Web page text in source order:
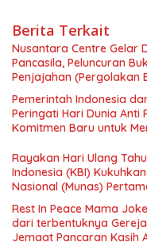
Berita Terkait
Nusantara Centre Gelar
Pancasila, Peluncuran
Penjajahan (Pergolakan
Simposium Nasional
Nasional dan
Menuju Indonesia Emas
Pemerintah Indonesia
Peringati Hari Dunia
Komitmen Baru untuk
Rayakan Hari Ulang
Indonesia (KBI)
Nasional (Munas)
Pengembangan
Indonesia dan
Rest In Peace Mama
dari terbentuknya
Jemaat Pancaran Kasih